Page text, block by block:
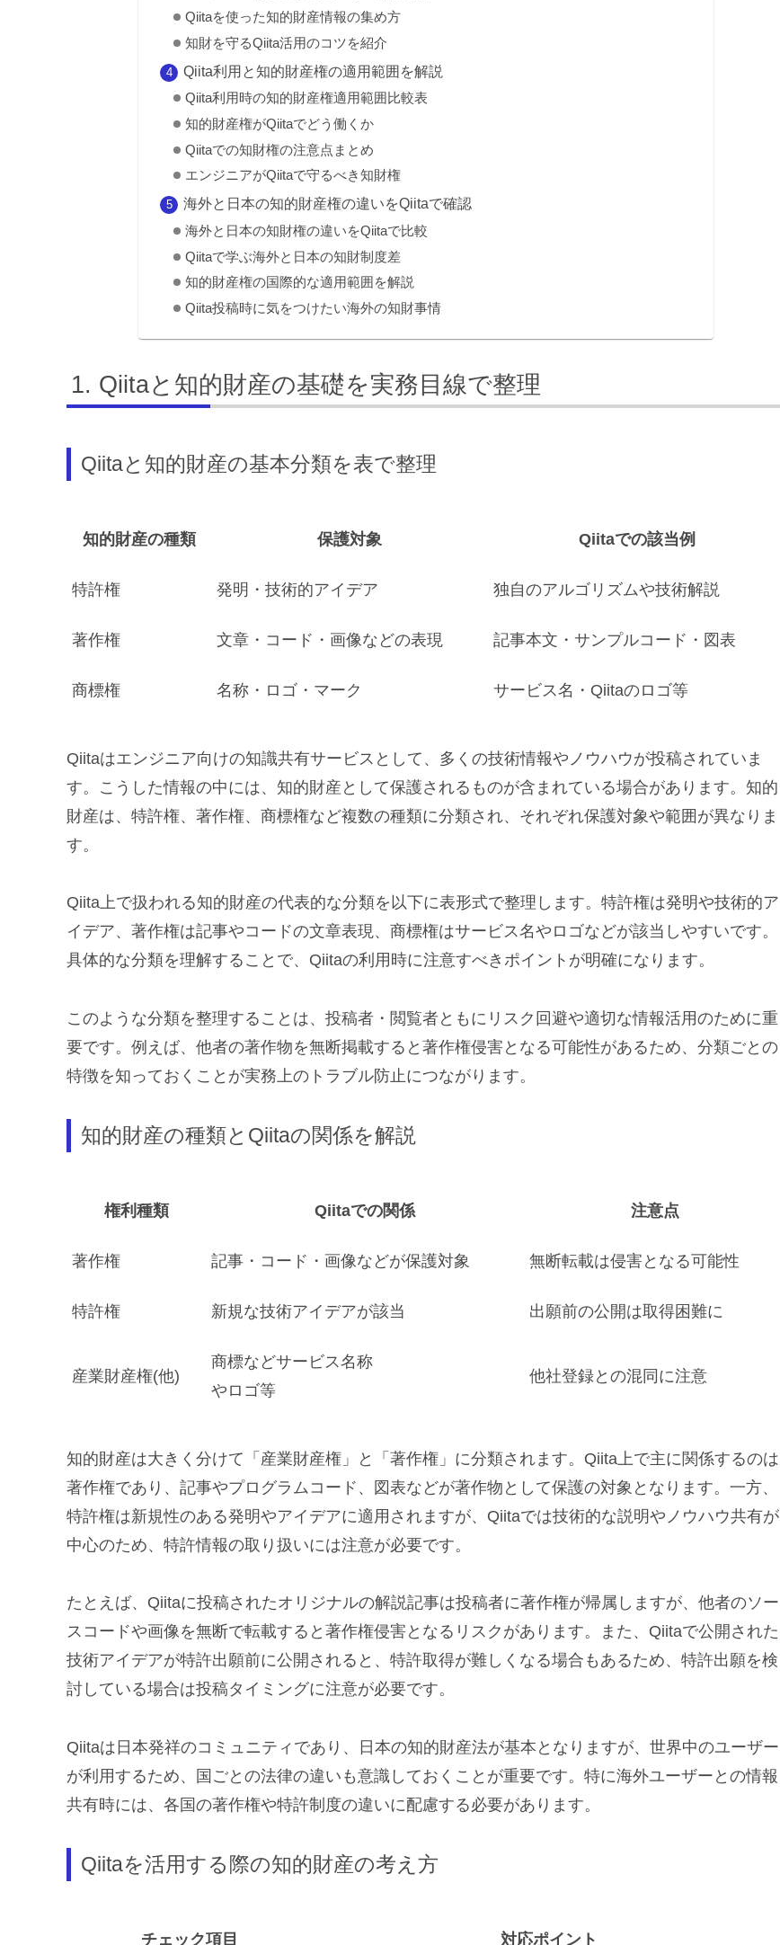
Qiitaを使った知的財産情報の集め方
知財を守るQiita活用のコツを紹介
Qiita利用と知的財産権の適用範囲を解説
Qiita利用時の知的財産権適用範囲比較表
知的財産権がQiitaでどう働くか
Qiitaでの知財権の注意点まとめ
エンジニアがQiitaで守るべき知財権
海外と日本の知的財産権の違いをQiitaで確認
海外と日本の知財権の違いをQiitaで比較
Qiitaで学ぶ海外と日本の知財制度差
知的財産権の国際的な適用範囲を解説
Qiita投稿時に気をつけたい海外の知財事情
Qiitaと知的財産の基礎を実務目線で整理
Qiitaと知的財産の基本分類を表で整理
知的財産の種類 保護対象 Qiitaでの該当例
特許権 発明・技術的アイデア 独自のアルゴリズムや技術解説
著作権 文章・コード・画像などの表現 記事本文・サンプルコード・図表
商標権 名称・ロゴ・マーク サービス名・Qiitaのロゴ等
Qiitaはエンジニア向けの知識共有サービスとして、多くの技術情報やノウハウが投稿されていま
す。こうした情報の中には、知的財産として保護されるものが含まれている場合があります。知的
財産は、特許権、著作権、商標権など複数の種類に分類され、それぞれ保護対象や範囲が異なりま
す。
Qiita上で扱われる知的財産の代表的な分類を以下に表形式で整理します。特許権は発明や技術的ア
イデア、著作権は記事やコードの文章表現、商標権はサービス名やロゴなどが該当しやすいです。
具体的な分類を理解することで、Qiitaの利用時に注意すべきポイントが明確になります。
このような分類を整理することは、投稿者・閲覧者ともにリスク回避や適切な情報活用のために重
要です。例えば、他者の著作物を無断掲載すると著作権侵害となる可能性があるため、分類ごとの
特徴を知っておくことが実務上のトラブル防止につながります。
知的財産の種類とQiitaの関係を解説
権利種類 Qiitaでの関係 注意点
著作権 記事・コード・画像などが保護対象 無断転載は侵害となる可能性
特許権 新規な技術アイデアが該当 出願前の公開は取得困難に
産業財産権(他)
商標などサービス名称
やロゴ等
他社登録との混同に注意
知的財産は大きく分けて「産業財産権」と「著作権」に分類されます。Qiita上で主に関係するのは
著作権であり、記事やプログラムコード、図表などが著作物として保護の対象となります。一方、
特許権は新規性のある発明やアイデアに適用されますが、Qiitaでは技術的な説明やノウハウ共有が
中心のため、特許情報の取り扱いには注意が必要です。
たとえば、Qiitaに投稿されたオリジナルの解説記事は投稿者に著作権が帰属しますが、他者のソー
スコードや画像を無断で転載すると著作権侵害となるリスクがあります。また、Qiitaで公開された
技術アイデアが特許出願前に公開されると、特許取得が難しくなる場合もあるため、特許出願を検
討している場合は投稿タイミングに注意が必要です。
Qiitaは日本発祥のコミュニティであり、日本の知的財産法が基本となりますが、世界中のユーザー
が利用するため、国ごとの法律の違いも意識しておくことが重要です。特に海外ユーザーとの情報
共有時には、各国の著作権や特許制度の違いに配慮する必要があります。
Qiitaを活用する際の知的財産の考え方
チェック項目 対応ポイント